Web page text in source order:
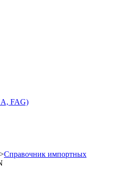
FAG)
>Справочник импортных